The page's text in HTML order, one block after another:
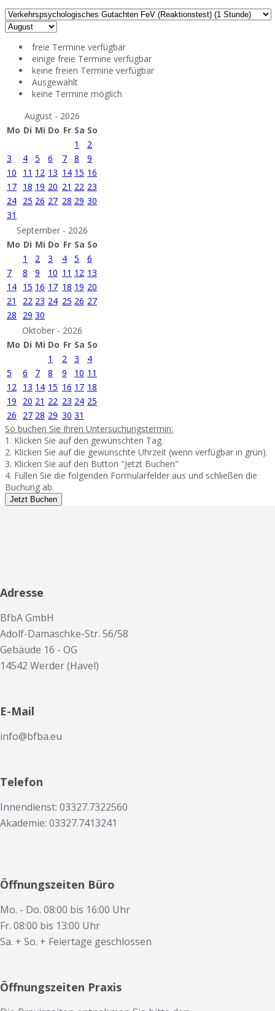
freie Termine verfügbar
einige freie Termine verfügbar
keine freien Termine verfügbar
Ausgewählt
keine Termine möglich
August - 2026
Mo Di Mi Do Fr Sa So
1
2
3
4 5 6 7 8
9
10
11 12 13 14 15 16
17 18 19 20 21 22 23
24 25 26 27 28 29 30
31
September - 2026
Mo Di Mi Do Fr Sa So
1
2 3 4 5
6
7
8 9 10 11 12 13
14 15 16 17 18 19 20
21
22 23 24 25 26 27
28
29 30
Oktober - 2026
Mo Di Mi Do Fr Sa So
1
2 3
4
5
6 7 8 9 10 11
12
13 14 15 16 17 18
19
20 21 22 23 24 25
26
27 28 29 30 31
So buchen Sie Ihren Untersuchungstermin:
1. Klicken Sie auf den gewünschten Tag.
2. Klicken Sie auf die gewünschte Uhrzeit (wenn verfügbar in grün).
3. Klicken Sie auf den Button "Jetzt Buchen"
4. Füllen Sie die folgenden Formularfelder aus und schließen die
Buchung ab.
Jetzt Buchen
Adresse
BfbA GmbH
Adolf-Damaschke-Str. 56/58
Gebäude 16 - OG
14542 Werder (Havel)
E-Mail
info@bfba.eu
Telefon
Innendienst: 03327.7322560
Akademie: 03327.7413241
Öffnungszeiten Büro
Mo. - Do. 08:00 bis 16:00 Uhr
Fr. 08:00 bis 13:00 Uhr
Sa. + So. + Feiertage geschlossen
Öffnungszeiten Praxis